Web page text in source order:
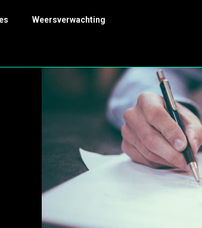
Weersverwachting